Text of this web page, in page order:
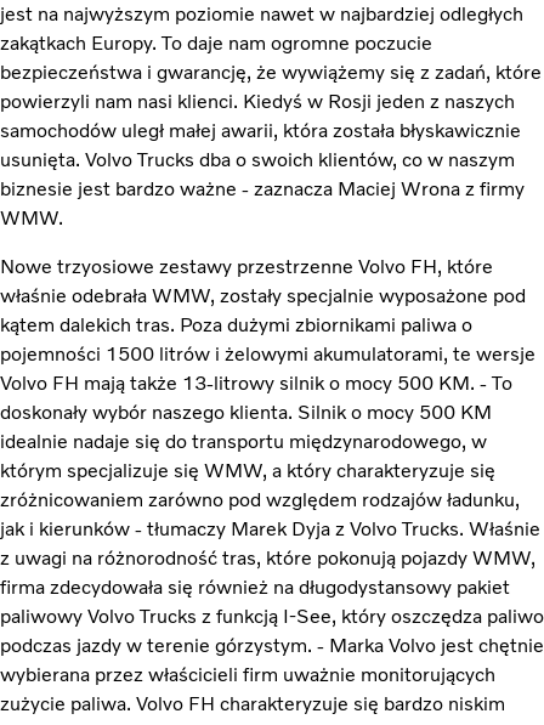
jest na najwyższym poziomie nawet w najbardziej odległych
zakątkach Europy. To daje nam ogromne poczucie
bezpieczeństwa i gwarancję, że wywiążemy się z zadań, które
powierzyli nam nasi klienci. Kiedyś w Rosji jeden z naszych
samochodów uległ małej awarii, która została błyskawicznie
usunięta. Volvo Trucks dba o swoich klientów, co w naszym
biznesie jest bardzo ważne - zaznacza Maciej Wrona z firmy
WMW.
Nowe trzyosiowe zestawy przestrzenne Volvo FH, które
właśnie odebrała WMW, zostały specjalnie wyposażone pod
kątem dalekich tras. Poza dużymi zbiornikami paliwa o
pojemności 1500 litrów i żelowymi akumulatorami, te wersje
Volvo FH mają także 13-litrowy silnik o mocy 500 KM. - To
doskonały wybór naszego klienta. Silnik o mocy 500 KM
idealnie nadaje się do transportu międzynarodowego, w
którym specjalizuje się WMW, a który charakteryzuje się
zróżnicowaniem zarówno pod względem rodzajów ładunku,
jak i kierunków - tłumaczy Marek Dyja z Volvo Trucks. Właśnie
z uwagi na różnorodność tras, które pokonują pojazdy WMW,
firma zdecydowała się również na długodystansowy pakiet
paliwowy Volvo Trucks z funkcją I-See, który oszczędza paliwo
podczas jazdy w terenie górzystym. - Marka Volvo jest chętnie
wybierana przez właścicieli firm uważnie monitorujących
zużycie paliwa. Volvo FH charakteryzuje się bardzo niskim